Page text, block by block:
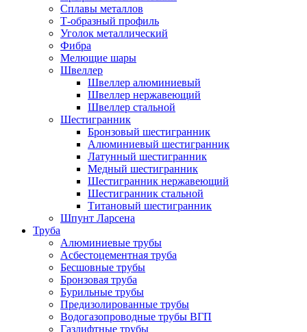
Сплавы металлов
Т-образный профиль
Уголок металлический
Фибра
Мелющие шары
Швеллер
Швеллер алюминиевый
Швеллер нержавеющий
Швеллер стальной
Шестигранник
Бронзовый шестигранник
Алюминиевый шестигранник
Латунный шестигранник
Медный шестигранник
Шестигранник нержавеющий
Шестигранник стальной
Титановый шестигранник
Шпунт Ларсена
Труба
Алюминиевые трубы
Асбестоцементная труба
Бесшовные трубы
Бронзовая труба
Бурильные трубы
Предизолированные трубы
Водогазопроводные трубы ВГП
Газлифтные трубы